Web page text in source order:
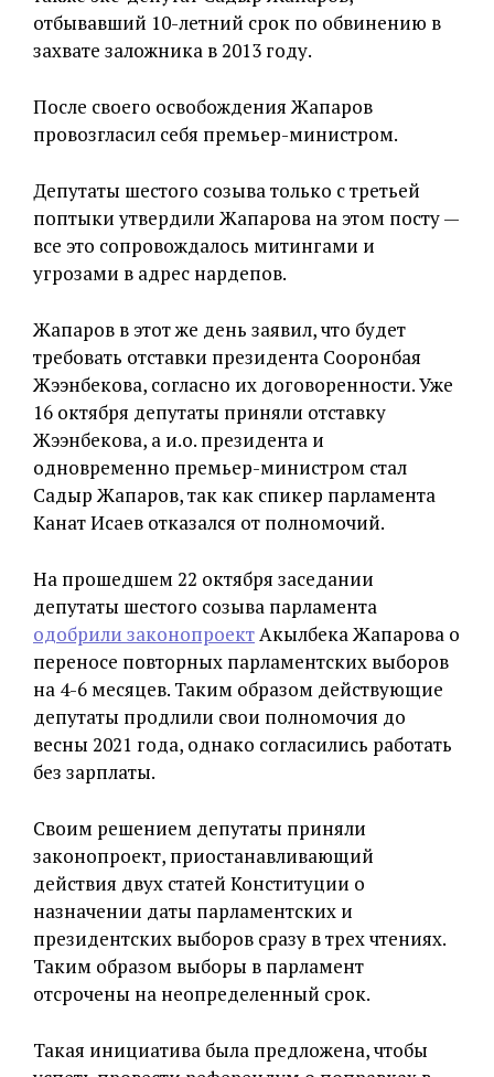
отбывавший 10-летний срок по обвинению в
захвате заложника в 2013 году.
После своего освобождения Жапаров
провозгласил себя премьер-министром.
Депутаты шестого созыва только с третьей
поптыки утвердили Жапарова на этом посту —
все это сопровождалось митингами и
угрозами в адрес нардепов.
Жапаров в этот же день заявил, что будет
требовать отставки президента Сооронбая
Жээнбекова, согласно их договоренности. Уже
16 октября депутаты приняли отставку
Жээнбекова, а и.о. президента и
одновременно премьер-министром стал
Садыр Жапаров, так как спикер парламента
Канат Исаев отказался от полномочий.
На прошедшем 22 октября заседании
депутаты шестого созыва парламента
одобрили законопроектАкылбека Жапарова о
переносе повторных парламентских выборов
на 4-6 месяцев. Таким образом действующие
депутаты продлили свои полномочия до
весны 2021 года, однако согласились работать
без зарплаты.
Своим решением депутаты приняли
законопроект, приостанавливающий
действия двух статей Конституции о
назначении даты парламентских и
президентских выборов сразу в трех чтениях.
Таким образом выборы в парламент
отсрочены на неопределенный срок.
Такая инициатива была предложена, чтобы